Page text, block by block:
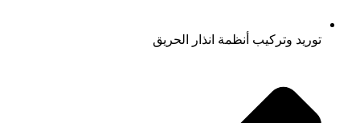
توريد وتركيب أنظمة انذار الحريق